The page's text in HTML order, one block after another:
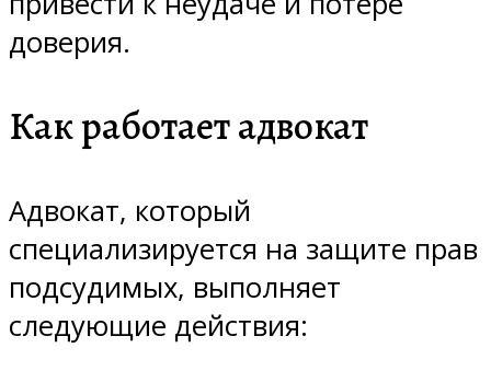
доверия.
Как работает адвокат
Адвокат, который
специализируется на защите прав
подсудимых, выполняет
следующие действия: